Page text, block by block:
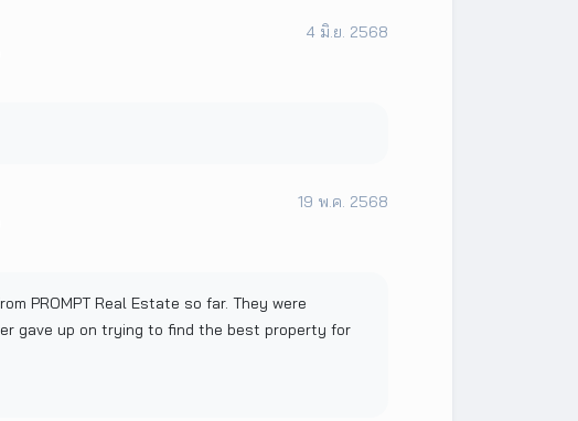
4 มิ.ย. 2568
19 พ.ค. 2568
PROMPT Real Estate so far. They were
gave up on trying to find the best property for